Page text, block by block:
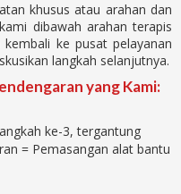
khusus atau arahan dan
dibawah arahan terapis
ke pusat pelayanan
langkah selanjutnya.
yang Kami:
ke-3, tergantung
= Pemasangan alat bantu